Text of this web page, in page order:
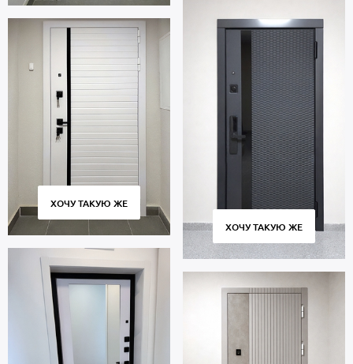
ХОЧУ ТАКУЮ ЖЕ
ХОЧУ ТАКУЮ ЖЕ